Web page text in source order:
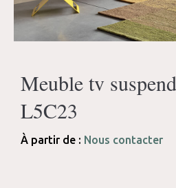
Meuble tv
L5C23
À partir de : Nous contacter